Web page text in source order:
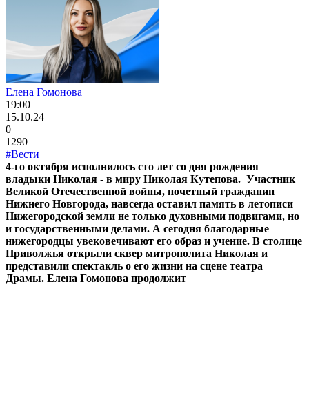
Елена Гомонова
19:00
15.10.24
0
1290
#Вести
4-го октября исполнилось сто лет со дня рождения
владыки Николая - в миру Николая Кутепова. Участник
Великой Отечественной войны, почетный гражданин
Нижнего Новгорода, навсегда оставил память в летописи
Нижегородской земли не только духовными подвигами, но
и государственными делами. А сегодня благодарные
нижегородцы увековечивают его образ и учение. В столице
Приволжья открыли сквер митрополита Николая и
представили спектакль о его жизни на сцене театра
Драмы. Елена Гомонова продолжит